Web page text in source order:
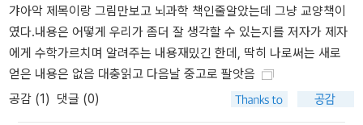
각하는 기술‘에 대해서 배울 수 있는 실전적인 콘텐츠가 없다는 것이
다. [메타생각]은 그런 것을 실제 훈련할 수 있는 콘텐츠를 본문 속에
서 전개 하며 부록으로 훈련용 콘텐츠를 제공한다. 사실 여러 가지 생
각의 기술은 이미 우리 생각 속에 모두 들어 있다. 이제 그 생각의 기
술을 어떻게 재구성해서 실전에 활용하는가를 배우는 것이 중요하다.
갸아악 제목이랑 그림만보고 뇌과학 책인줄알았는데 그냥 교양책이
였다.내용은 어떻게 우리가 좀더 잘 생각할 수 있는지를 저자가 제자
에게 수학가르치며 알려주는 내용재밌긴 한데, 딱히 나로써는 새로
얻은 내용은 없음 대충읽고 다음날 중고로 팔앗음
공감 (1) 댓글 (0)